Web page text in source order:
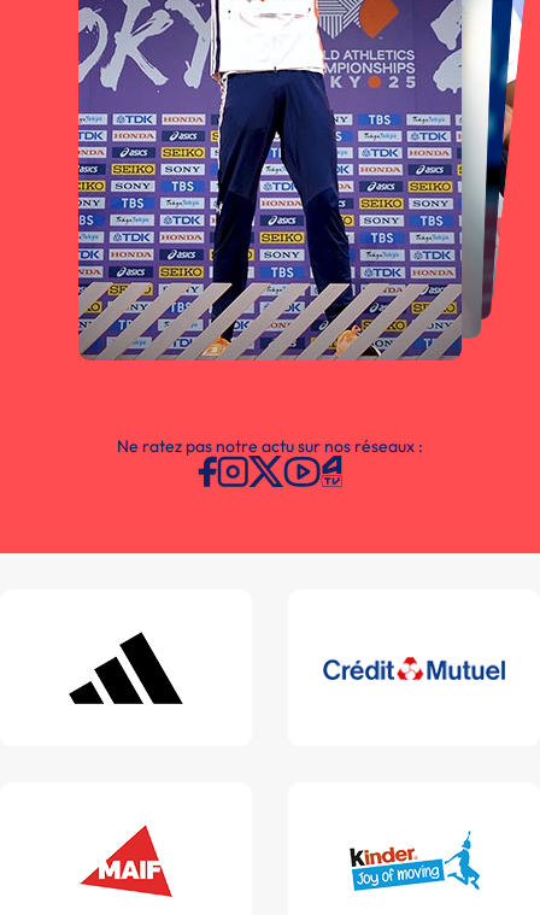
Ne ratez pas notre actu sur nos réseaux :